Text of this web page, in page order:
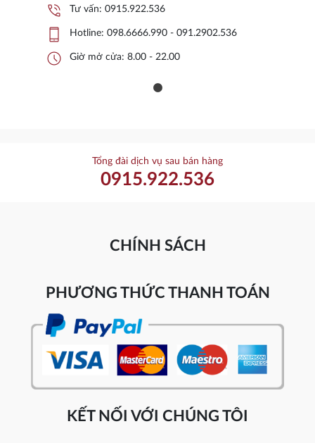
phone_in_talk Tư vấn: 0915.922.536
phone_iphone Hotline: 098.6666.990 - 091.2902.536
schedule Giờ mở cửa: 8.00 - 22.00
Tổng đài dịch vụ sau bán hàng
0915.922.536
CHÍNH SÁCH
PHƯƠNG THỨC THANH TOÁN
KẾT NỐI VỚI CHÚNG TÔI